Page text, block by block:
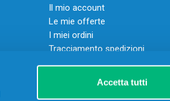
Accetta tutti
Il mio account
Le mie offerte
I miei ordini
Tracciamento spedizioni
Resi
Servizio clienti